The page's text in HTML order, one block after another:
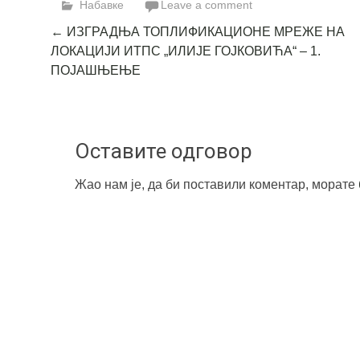
Набавке Leave a comment
Post
navigation
← ИЗГРАДЊА ТОПЛИФИКАЦИОНЕ МРЕЖЕ НА
ЛОКАЦИЈИ ИТПС „ИЛИЈЕ ГОЈКОВИЋА“ – 1.
ПОЈАШЊЕЊЕ
Оставите одговор
Жао нам је, да би поставили коментар, морате